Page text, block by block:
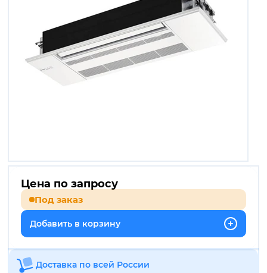
Цена по запросу
Под заказ
Добавить в корзину
Доставка по всей России